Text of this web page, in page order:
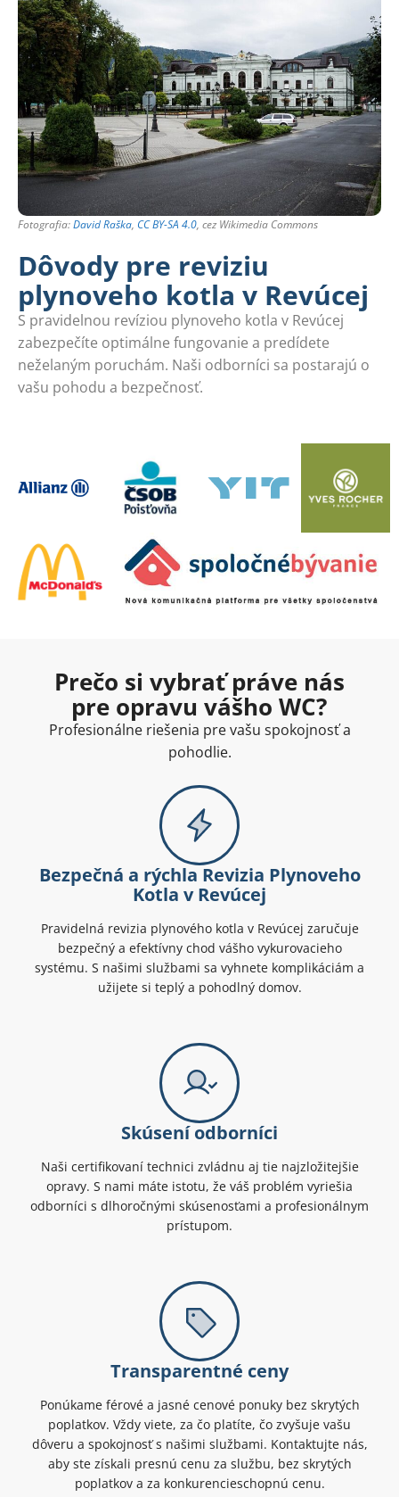
Fotografia:David Raška, CC BY-SA 4.0, cez Wikimedia Commons
Dôvody pre reviziu
plynoveho kotla v Revúcej
S pravidelnou revíziou plynoveho kotla v Revúcej
zabezpečíte optimálne fungovanie a predídete
neželaným poruchám. Naši odborníci sa postarajú o
vašu pohodu a bezpečnosť.
Prečo si vybrať práve nás
pre opravu vášho WC?
Profesionálne riešenia pre vašu spokojnosť a
pohodlie.
Bezpečná a rýchla Revizia Plynoveho
Kotla v Revúcej
Pravidelná revizia plynového kotla v Revúcej zaručuje
bezpečný a efektívny chod vášho vykurovacieho
systému. S našimi službami sa vyhnete komplikáciám a
užijete si teplý a pohodlný domov.
Skúsení odborníci
Naši certifikovaní technici zvládnu aj tie najzložitejšie
opravy. S nami máte istotu, že váš problém vyriešia
odborníci s dlhoročnými skúsenosťami a profesionálnym
prístupom.
Transparentné ceny
Ponúkame férové a jasné cenové ponuky bez skrytých
poplatkov. Vždy viete, za čo platíte, čo zvyšuje vašu
dôveru a spokojnosť s našimi službami. Kontaktujte nás,
aby ste získali presnú cenu za službu, bez skrytých
poplatkov a za konkurencieschopnú cenu.